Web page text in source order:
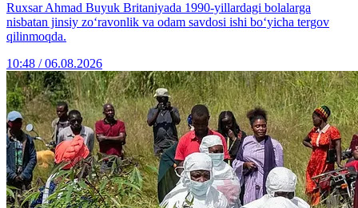
Ruxsar Ahmad Buyuk Britaniyada 1990-yillardagi bolalarga
nisbatan jinsiy zo‘ravonlik va odam savdosi ishi bo‘yicha tergov
qilinmoqda.
10:48 / 06.08.2026